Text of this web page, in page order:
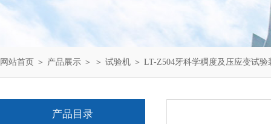
网站首页 ＞ 产品展示 ＞ ＞ 试验机 ＞ LT-Z504牙科学稠度及压应变试
产品目录